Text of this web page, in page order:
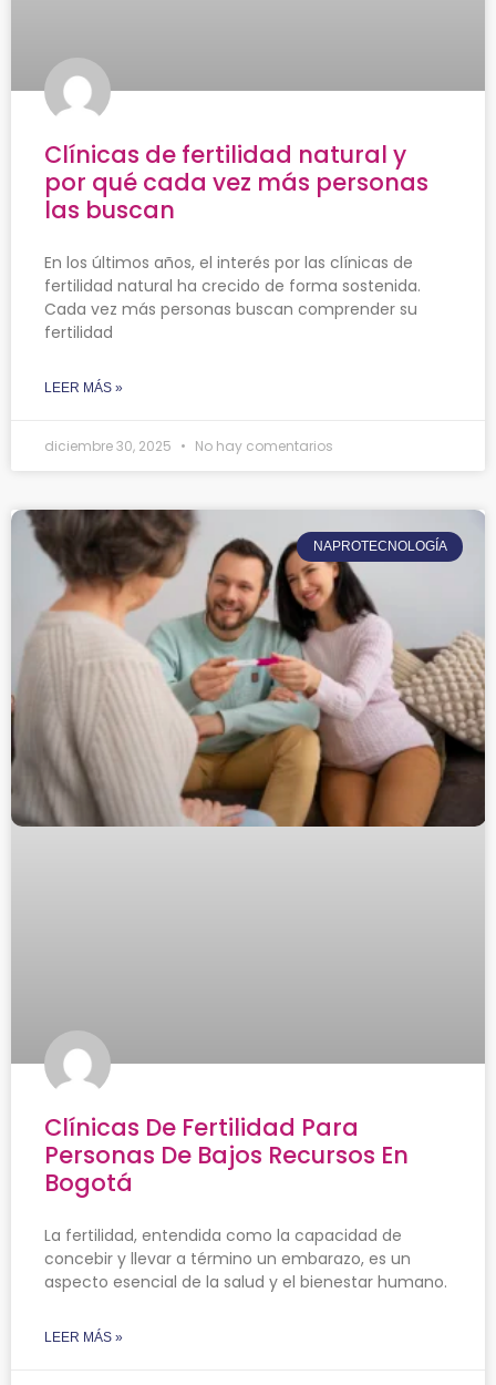
Clínicas de fertilidad natural y
por qué cada vez más personas
las buscan
En los últimos años, el interés por las clínicas de
fertilidad natural ha crecido de forma sostenida.
Cada vez más personas buscan comprender su
fertilidad
LEER MÁS »
diciembre 30, 2025 No hay comentarios
NAPROTECNOLOGÍA
Clínicas De Fertilidad Para
Personas De Bajos Recursos En
Bogotá
La fertilidad, entendida como la capacidad de
concebir y llevar a término un embarazo, es un
aspecto esencial de la salud y el bienestar humano.
LEER MÁS »